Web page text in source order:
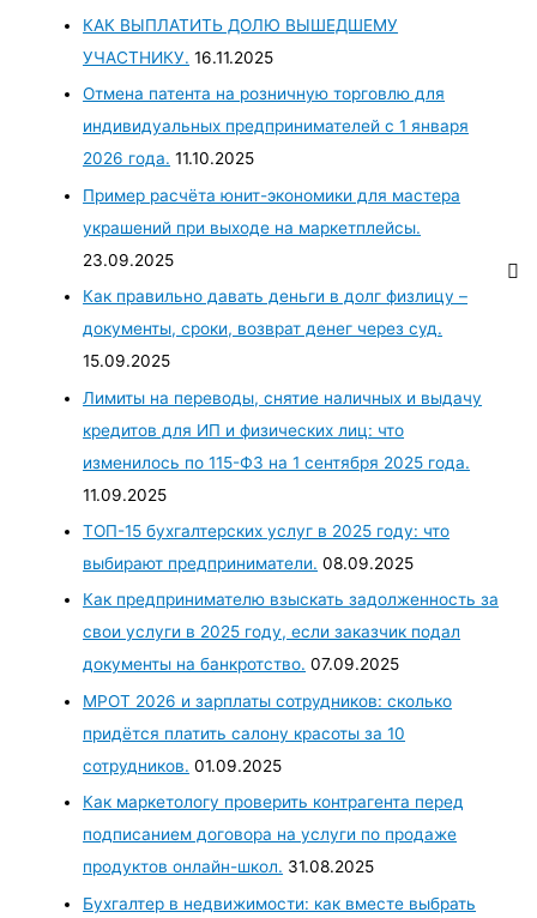
КАК ВЫПЛАТИТЬ ДОЛЮ ВЫШЕДШЕМУ
УЧАСТНИКУ. 16.11.2025
Отмена патента на розничную торговлю для
индивидуальных предпринимателей с 1 января
2026 года. 11.10.2025
Пример расчёта юнит-экономики для мастера
украшений при выходе на маркетплейсы.
23.09.2025
Как правильно давать деньги в долг физлицу –
документы, сроки, возврат денег через суд.
15.09.2025
Лимиты на переводы, снятие наличных и выдачу
кредитов для ИП и физических лиц: что
изменилось по 115-ФЗ на 1 сентября 2025 года.
11.09.2025
ТОП-15 бухгалтерских услуг в 2025 году: что
выбирают предприниматели. 08.09.2025
Как предпринимателю взыскать задолженность за
свои услуги в 2025 году, если заказчик подал
документы на банкротство. 07.09.2025
МРОТ 2026 и зарплаты сотрудников: сколько
придётся платить салону красоты за 10
сотрудников. 01.09.2025
Как маркетологу проверить контрагента перед
подписанием договора на услуги по продаже
продуктов онлайн-школ. 31.08.2025
Бухгалтер в недвижимости: как вместе выбрать